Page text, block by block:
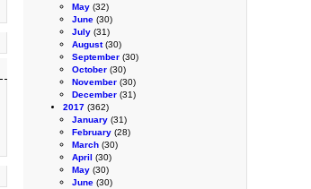
May (32)
June (30)
July (31)
August(30)
September (30)
October (30)
November (30)
December (31)
2017 (362)
January (31)
February (28)
March (30)
April (30)
May (30)
June (30)